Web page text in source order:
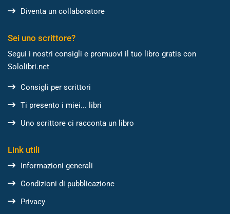
Diventa un collaboratore
Sei uno scrittore?
Segui i nostri consigli e promuovi il tuo libro gratis con
Sololibri.net
Consigli per scrittori
Ti presento i miei... libri
Uno scrittore ci racconta un libro
Link utili
Informazioni generali
Condizioni di pubblicazione
Privacy